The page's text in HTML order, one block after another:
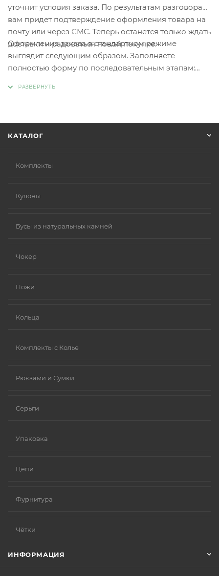
уточнит условия заказа. По результатам разговора
вам придет подтверждение оформления товара на
почту или через СМС. Теперь останется только ждать
доставки и радоваться новой покупке.
Оформление заказа в стандартном режиме
выглядит следующим образом. Заполняете
полностью форму по последовательным этапам:
КАТАЛОГ
Комплекты
Кулоны
Бусы из натуральных камней
Чокер
Ножи
Кольца
Комплекты с Колье
Рюкзами и Сумки
Серьги
Упаковка
Цепи
Фурнитура
Чётки
ИНФОРМАЦИЯ